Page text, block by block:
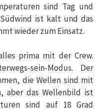
sind Tag und
ist kalt und das
wieder zum Einsatz.
prima mit der Crew.
sein-Modus. Der
die Wellen sind mit
aber das Wellenbild ist
sind auf 18 Grad